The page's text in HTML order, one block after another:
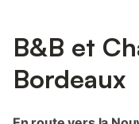
B&B et
Bordeaux